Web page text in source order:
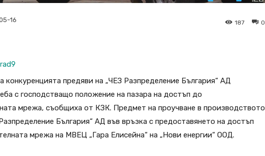
16 0
187
конкуренцията предяви на „ЧЕЗ Разпределение България“ АД
с господстващо положение на пазара на достъп до
мрежа, съобщиха от КЗК. Предмет на проучване в производството
България“ АД във връзка с предоставянето на достъп
мрежа на МВЕЦ „Гара Елисейна“ на „Нови енергии“ ООД.